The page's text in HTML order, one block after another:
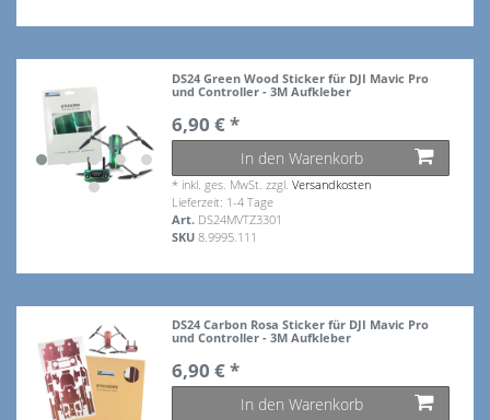
DS24 Green Wood Sticker für DJI Mavic Pro
und Controller - 3M Aufkleber
6,90 € *
In den Warenkorb
* inkl. ges. MwSt. zzgl.Versandkosten
Lieferzeit: 1-4 Tage
Art. DS24MVTZ3301
SKU8.9995.111
DS24 Carbon Rosa Sticker für DJI Mavic Pro
und Controller - 3M Aufkleber
6,90 € *
In den Warenkorb